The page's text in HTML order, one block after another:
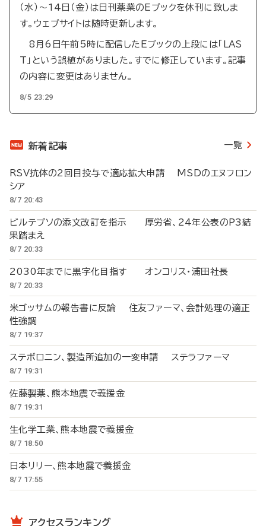
（水）～14日（金）は日刊薬業のEブックを休刊に致しま
す。ウェブサイトは随時更新します。
8月6日午前5時に配信したEブックの上段には「LAS
T」という誤植がありました。すでに修正しています。記事
の内容に変更はありません。
8/5 23:29
新着記事 一覧
RSV抗体の2回目投与で適応拡大申請 MSDのエヌフロン
シア
8/7 20:43
ビルテプソの添文改訂を指示 厚労省、24年公表のP3結
果踏まえ
8/7 20:33
2030年までに黒字化目指す オンコリス・浦田社長
8/7 20:33
米ゴッサムの報告書に反論 住友ファーマ、会計処理の適正
性強調
8/7 19:37
ステボロニン、製造所追加の一変申請 ステラファーマ
8/7 19:31
佐藤製薬、熊本地震で義援金
8/7 19:31
生化学工業、熊本地震で義援金
8/7 18:50
日本リリー、熊本地震で義援金
8/7 17:55
アクセスランキング